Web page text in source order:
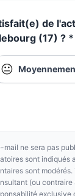
de
(17) ? *
😐
mail ne sera pas
sont indiqués
sont modérés.
(ou contraire
exclusive